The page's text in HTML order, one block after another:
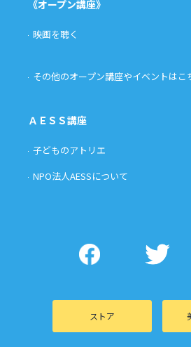
《オープン講座》
映画を聴く
その他のオープン講座やイベントはこ
ＡＥＳＳ講座
子どものアトリエ
NPO法人AESSについて
ストア